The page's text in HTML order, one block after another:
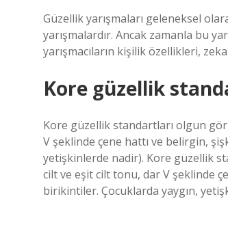
Güzellik yarışmaları geleneksel
yarışmalardır. Ancak zamanla bu
yarışmacıların kişilik özellikleri,
Kore güzellik
Kore güzellik standartları olgun
V şeklinde çene hattı ve belirgin,
yetişkinlerde nadir). Kore güzellik
cilt ve eşit cilt tonu, dar V şeklinde
birikintiler. Çocuklarda yaygın,